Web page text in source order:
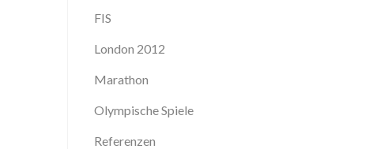
FIS
London 2012
Marathon
Olympische Spiele
Referenzen